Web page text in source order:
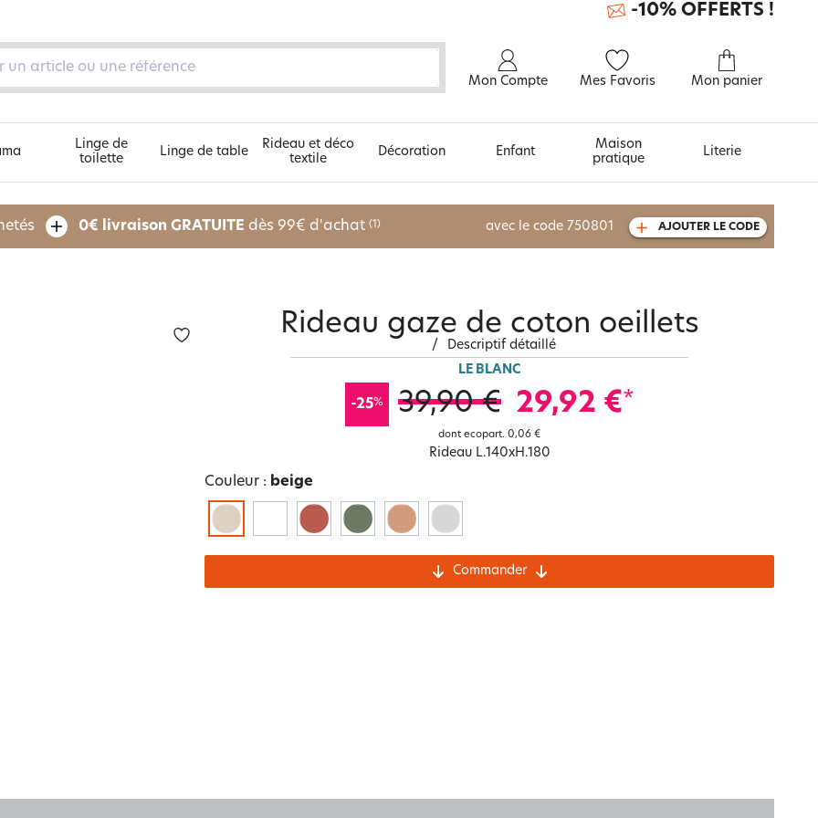
Mon Compte Mes Favoris Mon panier
-10% OFFERTS !
Découvrez nos 5 univers
Féminité et poésie
Ailleurs et
autrement
À découvrir aussi
Urban et arty
Linge de
toilette
Linge de table
Rideau et déco
textile
Décoration Enfant
Maison
pratique
Literie
0€ livraison GRATUITE dès 99€ d'achat (1) avec le code 750801 AJOUTER LE CODE
Rideau gaze de coton oeillets
/
Descriptif détaillé
LE BLANC
-25% 39,90 € 29,92 €*
dont ecopart. 0,06 €
Rideau L.140xH.180
Couleur : beige
Commander